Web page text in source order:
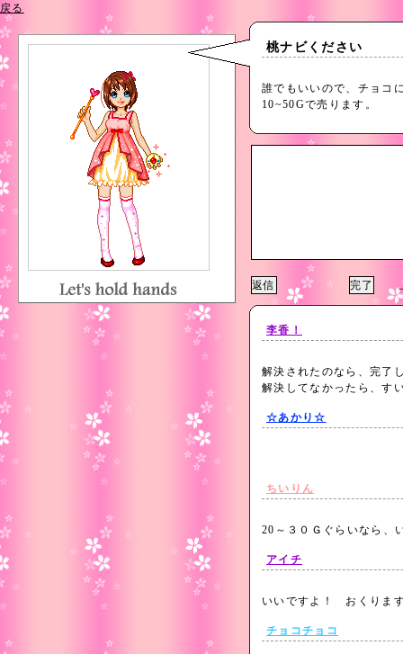
戻る
桃ナビください
誰でもいいので、チョコ
10~50Gで売ります。
李香！
解決されたのなら、完了
解決してなかったら、
☆あかり☆
ちいりん
20～３０Ｇぐらいなら
アイチ
いいですよ！ おくり
チョコチョコ